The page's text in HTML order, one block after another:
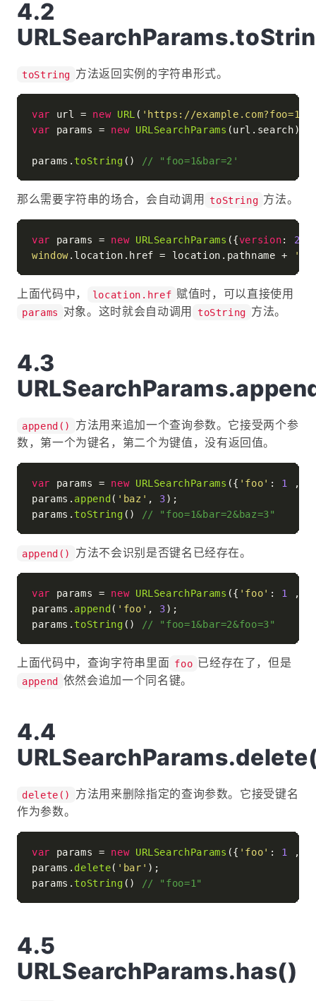
toString 方法返回实例的字符串形式。
var url = new URL ( 'https://
var params = new URLSearchParams (url. search);
params. toString () // "foo=1&bar=2'
那么需要字符串的场合，会自动调用 toString 方法。
var params = new URLSearchParams ({version: 2.0
window. location . href = location. pathname + '?'
上面代码中， location.href 赋值时，可以直接使用
params 对象。这时就会自动调用 toString 方法。
append()
方法用来追加一个查询参数。它接受两个参
数，第一个为键名，第二个为键值，没有返回值。
var params = new URLSearchParams ({ 'foo' : 1 ,
params. append ( 'baz' , 3);
params. toString () // "foo=1&bar=2&baz=3"
append() 方法不会识别是否键名已经存在。
var params = new URLSearchParams ({ 'foo' : 1 ,
params. append ( 'foo' , 3);
params. toString () // "foo=1&bar=2&foo=3"
上面代码中，查询字符串里面 foo 已经存在了，但是
append 依然会追加一个同名键。
delete()
方法用来删除指定的查询参数。它接受键名
作为参数。
var params = new URLSearchParams ({ 'foo' : 1 ,
params. delete( 'bar' );
params. toString () // "foo=1"
URLSearchParams.has()